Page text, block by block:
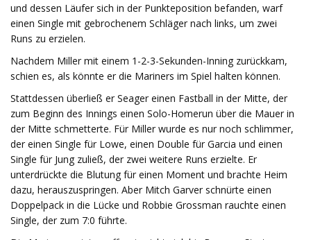
und dessen Läufer sich in der Punkteposition befanden, warf
einen Single mit gebrochenem Schläger nach links, um zwei
Runs zu erzielen.
Nachdem Miller mit einem 1-2-3-Sekunden-Inning zurückkam,
schien es, als könnte er die Mariners im Spiel halten können.
Stattdessen überließ er Seager einen Fastball in der Mitte, der
zum Beginn des Innings einen Solo-Homerun über die Mauer in
der Mitte schmetterte. Für Miller wurde es nur noch schlimmer,
der einen Single für Lowe, einen Double für Garcia und einen
Single für Jung zuließ, der zwei weitere Runs erzielte. Er
unterdrückte die Blutung für einen Moment und brachte Heim
dazu, herauszuspringen. Aber Mitch Garver schnürte einen
Doppelpack in die Lücke und Robbie Grossman rauchte einen
Single, der zum 7:0 führte.